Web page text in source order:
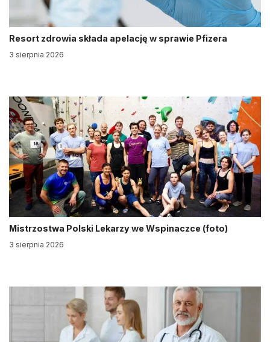
Resort zdrowia składa apelację w sprawie Pfizera
3 sierpnia 2026
Mistrzostwa Polski Lekarzy we Wspinaczce (foto)
3 sierpnia 2026